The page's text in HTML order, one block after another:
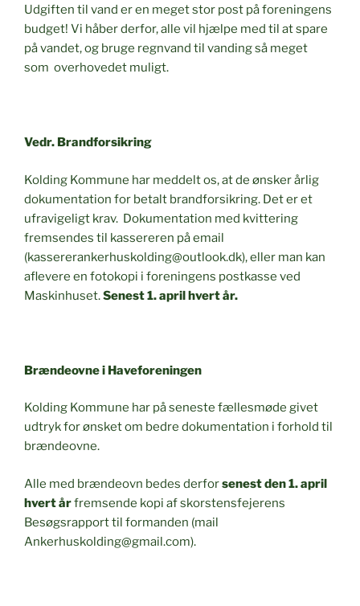
Udgiften til vand er en meget stor post på foreningens
budget! Vi håber derfor, alle vil hjælpe med til at spare
på vandet, og bruge regnvand til vanding så meget
som overhovedet muligt.
Vedr. Brandforsikring
Kolding Kommune har meddelt os, at de ønsker årlig
dokumentation for betalt brandforsikring. Det er et
ufravigeligt krav. Dokumentation med kvittering
fremsendes til kassereren på email
(kassererankerhuskolding@outlook.dk), eller man kan
aflevere en fotokopi i foreningens postkasse ved
Maskinhuset.Senest 1. april hvert år.
Brændeovne i Haveforeningen
Kolding Kommune har på seneste fællesmøde givet
udtryk for ønsket om bedre dokumentation i forhold til
brændeovne.
Alle med brændeovn bedes derforsenest den 1. april
hvert årfremsende kopi af skorstensfejerens
Besøgsrapport til formanden (mail
Ankerhuskolding@gmail.com).